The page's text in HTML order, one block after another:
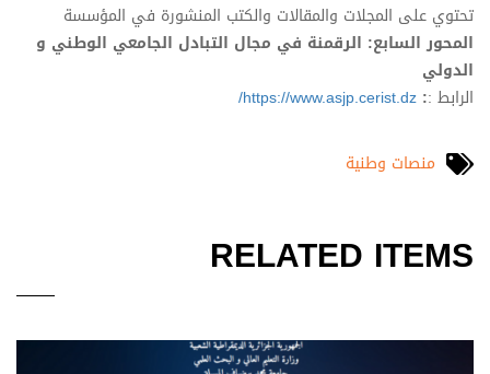
تحتوي على المجلات والمقالات والكتب المنشورة في المؤسسة
المحور السابع: الرقمنة في مجال التبادل الجامعي الوطني و
الدولي
الرابط ::
https://www.asjp.cerist.dz/
منصات وطنية
RELATED ITEMS